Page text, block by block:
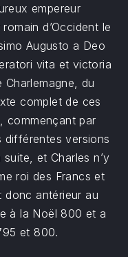
empereur
d’Occident le
Augusto a Deo
vita et victoria
Charlemagne, du
complet de ces
commençant par
différentes versions
et Charles n’y
roi des Francs et
donc antérieur au
à la Noël 800 et a
et 800.